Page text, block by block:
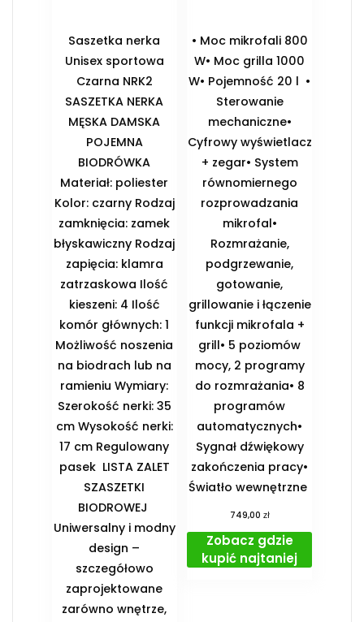
Saszetka nerka
Unisex sportowa
Czarna NRK2
SASZETKA NERKA
MĘSKA DAMSKA
POJEMNA
BIODRÓWKA
Materiał: poliester
Kolor: czarny Rodzaj
zamknięcia: zamek
błyskawiczny Rodzaj
zapięcia: klamra
zatrzaskowa Ilość
kieszeni: 4 Ilość
komór głównych: 1
Możliwość noszenia
na biodrach lub na
ramieniu Wymiary:
Szerokość nerki: 35
cm Wysokość nerki:
17 cm Regulowany
pasek ️ LISTA ZALET
SZASZETKI
BIODROWEJ ️
Uniwersalny i modny
design –
szczegółowo
zaprojektowane
zarówno wnętrze,
• Moc mikrofali 800
W• Moc grilla 1000
W• Pojemność 20 l •
Sterowanie
mechaniczne•
Cyfrowy wyświetlacz
+ zegar• System
równomiernego
rozprowadzania
mikrofal•
Rozmrażanie,
podgrzewanie,
gotowanie,
grillowanie i łączenie
funkcji mikrofala +
grill• 5 poziomów
mocy, 2 programy
do rozmrażania• 8
programów
automatycznych•
Sygnał dźwiękowy
zakończenia pracy•
Światło wewnętrzne
749,00 zł
Zobacz gdzie
kupić najtaniej